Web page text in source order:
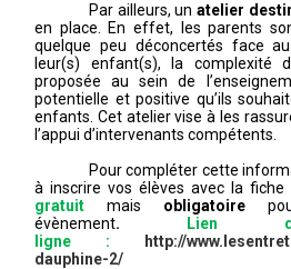
Par ailleurs, unatelier
en place. En effet, les parents
quelque peu déconcertés face
leur(s) enfant(s), la complexité
proposée au sein de
potentielle et positive qu’ils
enfants. Cet atelier vise à les
l’appui d’intervenants compétents.
Pour compléter cette
à inscrire vos élèves avec la fiche
gratuit mais obligatoire
évènement. Lien
ligne :
http://
dauphine-2/